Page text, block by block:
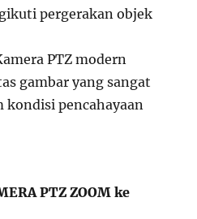
pergerakan objek
PTZ modern
gambar yang sangat
kondisi pencahayaan
PTZ ZOOM ke